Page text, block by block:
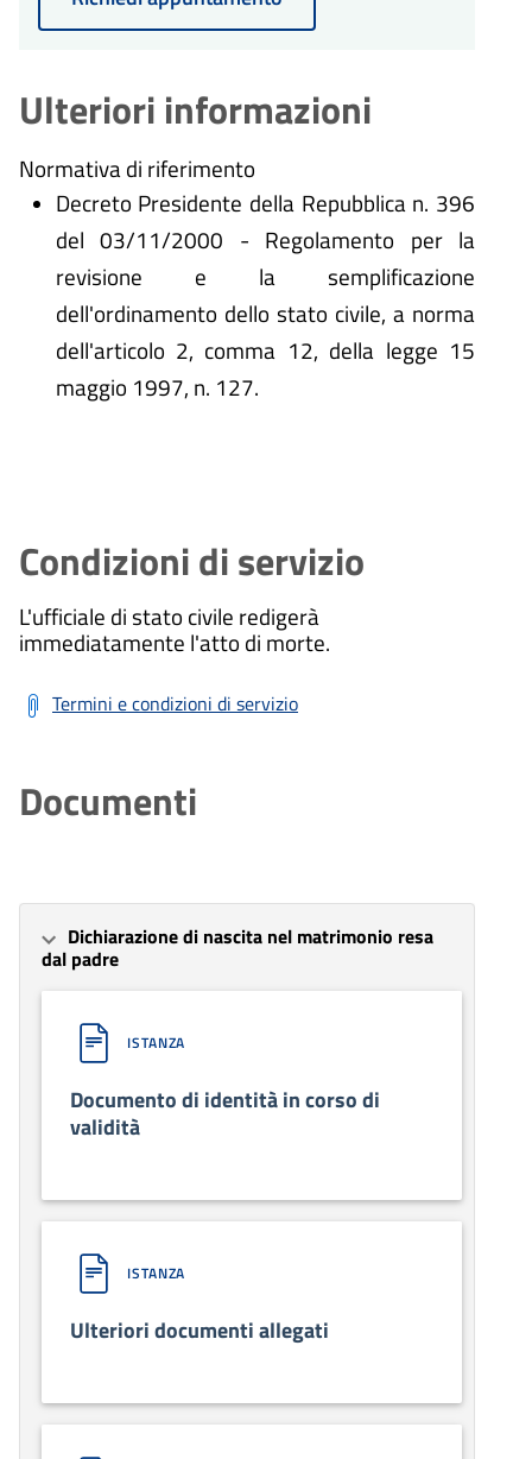
sarà concluso entro un massimo
Ulteriori informazioni
Normativa di riferimento
Decreto Presidente della Repubblica n. 396
del 03/11/2000 - Regolamento per la
revisione e la semplificazione
dell'ordinamento dello stato civile, a norma
dell'articolo 2, comma 12, della legge 15
maggio 1997, n. 127.
Condizioni di servizio
L'ufficiale di stato civile redigerà
immediatamente l'atto di morte.
Termini e condizioni di servizio
Documenti
Dichiarazione di nascita nel matrimonio resa
dal padre
ISTANZA
Documento di identità in corso di
validità
ISTANZA
Ulteriori documenti allegati